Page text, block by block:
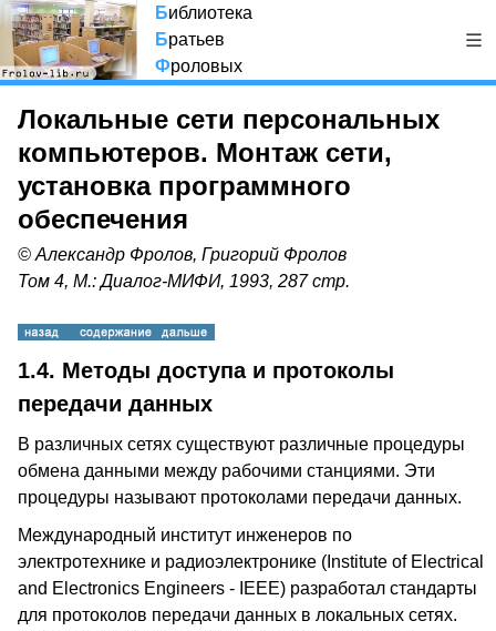
Библиотека
Братьев
Фроловых
Локальные сети персональных
компьютеров. Монтаж сети,
установка программного
обеспечения
© Александр Фролов, Григорий Фролов
Том 4, М.: Диалог-МИФИ, 1993, 287 стр.
1.4. Методы доступа и протоколы
передачи данных
В различных сетях существуют различные процедуры
обмена данными между рабочими станциями. Эти
процедуры называют протоколами передачи данных.
Международный институт инженеров по
электротехнике и радиоэлектронике (Institute of Electrical
and Electronics Engineers - IEEE) разработал стандарты
для протоколов передачи данных в локальных сетях.